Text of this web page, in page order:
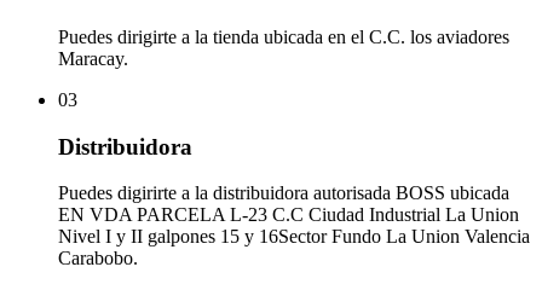
Puedes dirigirte a la tienda ubicada en el C.C. los aviadores
Maracay.
03
Distribuidora
Puedes digirirte a la distribuidora autorisada BOSS ubicada
EN VDA PARCELA L-23 C.C Ciudad Industrial La Union
Nivel I y II galpones 15 y 16Sector Fundo La Union Valencia
Carabobo.